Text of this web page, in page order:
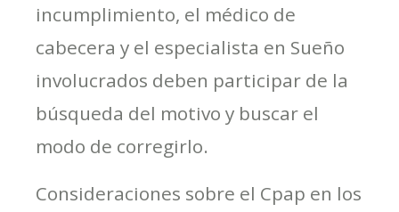
incumplimiento, el médico de
cabecera y el especialista en Sueño
involucrados deben participar de la
búsqueda del motivo y buscar el
modo de corregirlo.
Consideraciones sobre el Cpap en los